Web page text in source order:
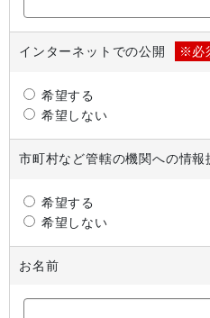
インターネットでの公開 ※必
希望する
希望しない
市町村など管轄の機関への情報
希望する
希望しない
お名前